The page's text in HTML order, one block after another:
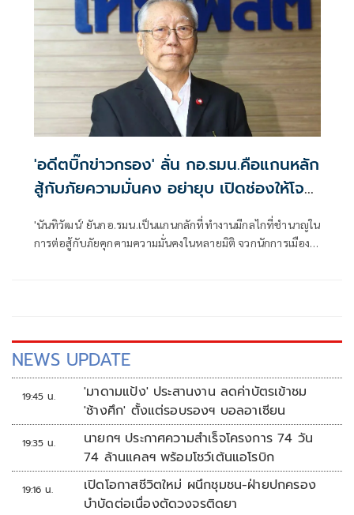
'อดีตบิ๊กข่าวกรอง' ลั่น กอ.รมน.คือแกนหลัก
สู้กับภัยความมั่นคง อย่ายุบ เปิดช่องให้โจร
'นันทิวัฒน์' ยันกอ.​รมน.เป็นแกนกลักที่ทำงานมีกลไกที่ชำนาญใน
การต่อสู้กับภัยคุกคามความมั่นคงในหลายมิติ จวกนักการเมือง
NEWS UPDATE
19:45 น.
'มาดามแป้ง' ประสานงาน ลดค่าบัตรเข้าชม
'ช้างศึก' ตั้งแต่รอบรองฯ บอลอาเซียน
19:35 น.
นายกฯ ประกาศความสำเร็จโครงการ 74 วัน
74 ล้านแคลฯ พร้อมโชว์เต้นแอโรบิก
19:16 น.
เปิดโอกาสชีวิตใหม่ ผนึกชุมชน-ฝ่ายปกครอง
บำบัดต่อเนื่องตัดวงจรติดยา